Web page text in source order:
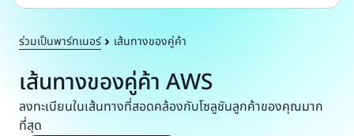
ร่วมเป็นพาร์ทเนอร์ เส้นทางของคู่ค้า
เส้นทางของคู่ค้า AWS
ลงทะเบียนในเส้นทางที่สอดคล้องกับโซลูชันลูกค้าของคุณมาก
ที่สุด